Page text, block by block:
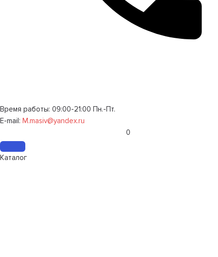
Время работы: 09:00-21:00 Пн.-Пт.
E-mail: M.masiv@yandex.ru
0
Каталог